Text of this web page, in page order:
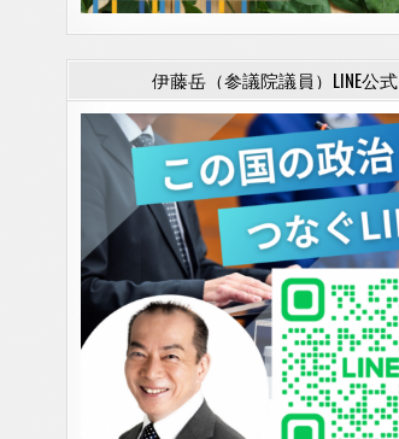
伊藤岳（参議院議員）LINE公式